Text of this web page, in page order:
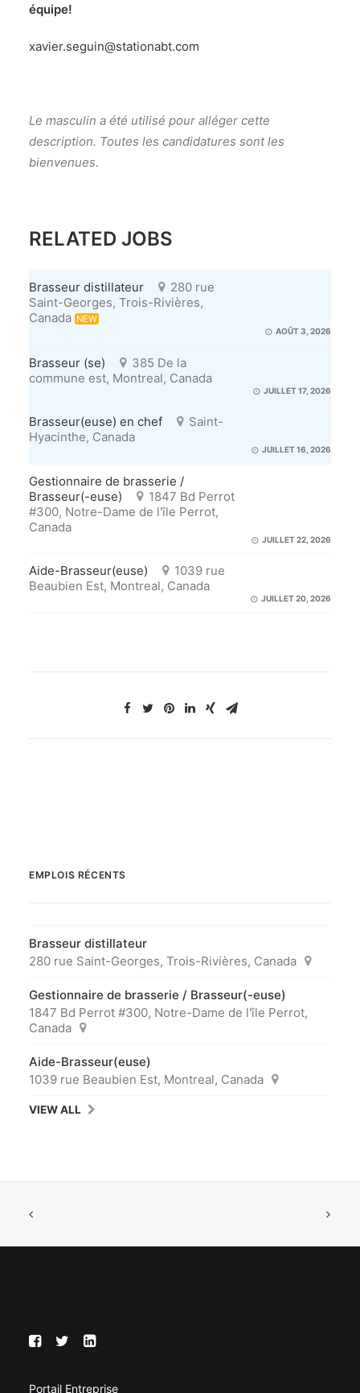
équipe!
xavier.seguin@stationabt.com
Le masculin a été utilisé pour alléger cette
description. Toutes les candidatures sont les
bienvenues.
RELATED JOBS
Brasseur distillateur
280 rue
Saint-Georges, Trois-Rivières,
Canada NEW
AOÛT 3, 2026
Brasseur (se)
385 De la
commune est, Montreal, Canada
JUILLET 17, 2026
Brasseur(euse) en chef
Saint-
Hyacinthe, Canada
JUILLET 16, 2026
Gestionnaire de brasserie /
Brasseur(-euse)
1847 Bd Perrot
#300, Notre-Dame de l'île Perrot,
Canada
JUILLET 22, 2026
Aide-Brasseur(euse)
1039 rue
Beaubien Est, Montreal, Canada
JUILLET 20, 2026
EMPLOIS RÉCENTS
Brasseur distillateur
280 rue Saint-Georges, Trois-Rivières, Canada
Gestionnaire de brasserie / Brasseur(-euse)
1847 Bd Perrot #300, Notre-Dame de l'île Perrot,
Canada
Aide-Brasseur(euse)
1039 rue Beaubien Est, Montreal, Canada
VIEW ALL
Portail Entreprise